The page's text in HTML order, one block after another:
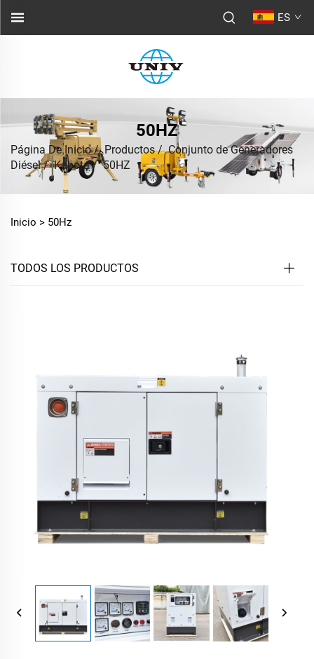
ES
50HZ
Página De Inicio/Productos/Conjunto de Generadores
Diésel/Kubota/50HZ
Inicio > 50Hz
TODOS LOS PRODUCTOS